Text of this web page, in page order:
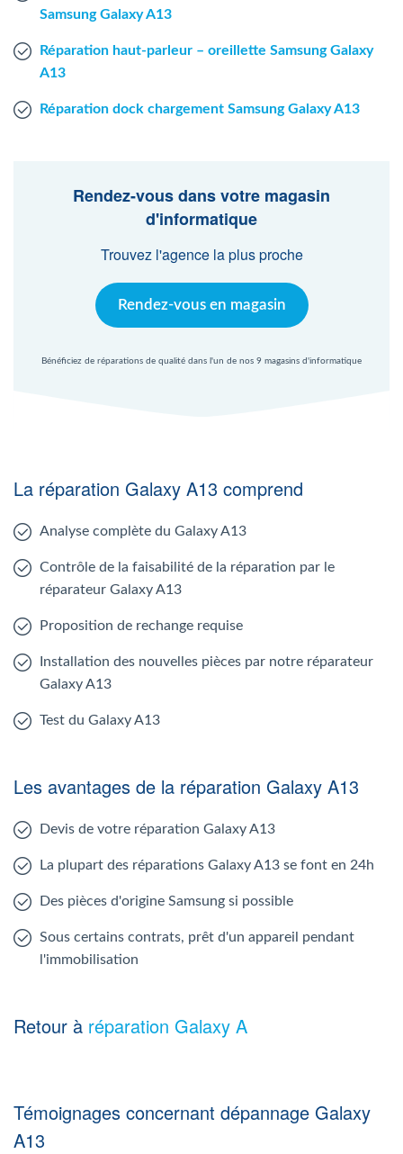
Samsung Galaxy A13
Réparation haut-parleur – oreillette Samsung Galaxy
A13
Réparation dock chargement Samsung Galaxy A13
Rendez-vous dans votre magasin
d'informatique
Trouvez l'agence la plus proche
Rendez-vous en magasin
Bénéficiez de réparations de qualité dans l'un de nos 9 magasins d'informatique
La réparation Galaxy A13 comprend
Analyse complète du Galaxy A13
Contrôle de la faisabilité de la réparation par le
réparateur Galaxy A13
Proposition de rechange requise
Installation des nouvelles pièces par notre réparateur
Galaxy A13
Test du Galaxy A13
Les avantages de la réparation Galaxy A13
Devis de votre réparation Galaxy A13
La plupart des réparations Galaxy A13 se font en 24h
Des pièces d'origine Samsung si possible
Sous certains contrats, prêt d'un appareil pendant
l'immobilisation
Retour à réparation Galaxy A
Témoignages concernant dépannage Galaxy
A13